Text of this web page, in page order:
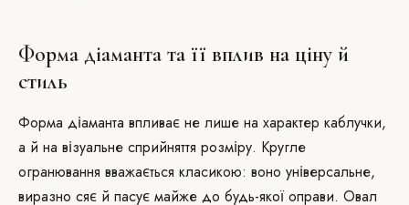
Форма діаманта та її вплив на ціну й
стиль
Форма діаманта впливає не лише на характер каблучки,
а й на візуальне сприйняття розміру. Кругле
огранювання вважається класикою: воно універсальне,
виразно сяє й пасує майже до будь-якої оправи. Овал